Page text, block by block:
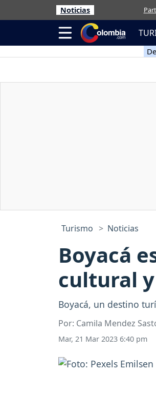
Noticias
Turismo Noticias
Boyacá
cultural
Boyacá, un destino
Por: Camila Mendez
Mar, 21 Mar 2023 6:40 pm